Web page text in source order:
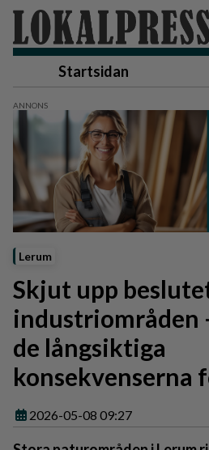
Startsidan
Lerum
Skjut upp
industriområden
de långsiktiga
konsekvenserna
2026-05-08 09:27